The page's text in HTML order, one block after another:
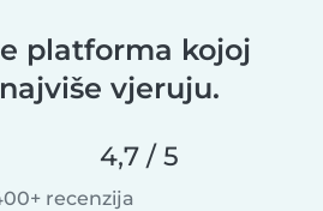
platforma kojoj
vjeruju.
4,7 / 5
recenzija